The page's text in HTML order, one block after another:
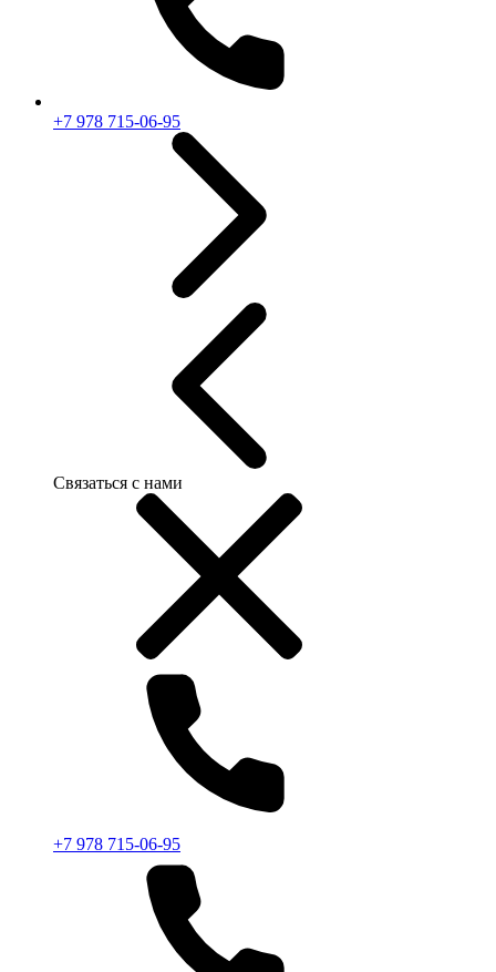
+7 978 715-06-95
Связаться с нами
+7 978 715-06-95